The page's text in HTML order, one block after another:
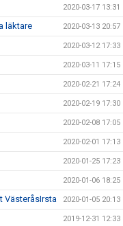
2020-03-17 13:31
läktare 2020-03-13 20:57
2020-03-12 17:33
2020-03-11 17:15
2020-02-21 17:24
2020-02-19 17:30
2020-02-08 17:05
2020-02-01 17:13
2020-01-25 17:23
2020-01-06 18:25
VästeråsIrsta 2020-01-05 20:13
2019-12-31 12:33